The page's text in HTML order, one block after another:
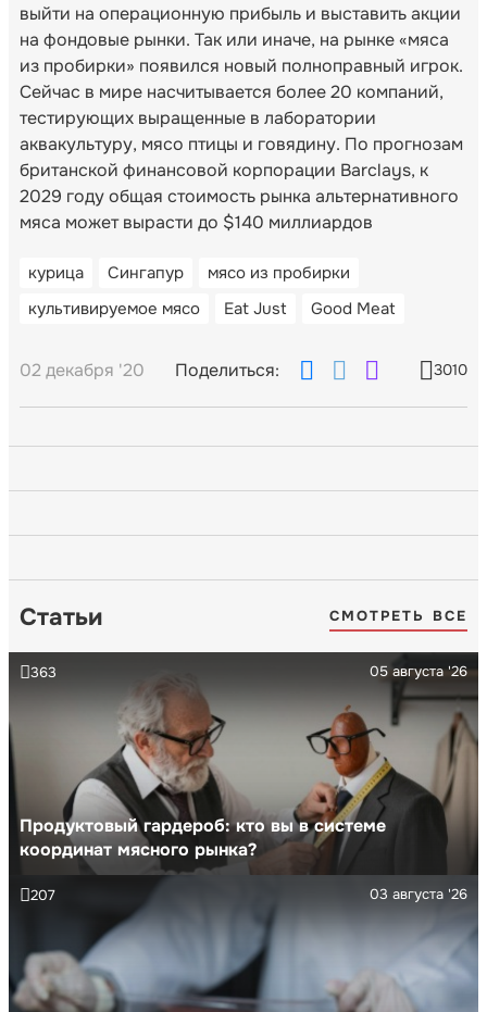
выйти на операционную прибыль и выставить акции
на фондовые рынки. Так или иначе, на рынке «мяса
из пробирки» появился новый полноправный игрок.
Сейчас в мире насчитывается более 20 компаний,
тестирующих выращенные в лаборатории
аквакультуру, мясо птицы и говядину. По прогнозам
британской финансовой корпорации Barclays, к
2029 году общая стоимость рынка альтернативного
мяса может вырасти до $140 миллиардов
курица Сингапур
мясо из пробирки
культивируемое мясо
Eat Just Good Meat
02 декабря '20 Поделиться: 3010
Статьи СМОТРЕТЬ ВСЕ
Продуктовый гардероб: кто вы в системе
координат мясного рынка?
05 августа '26
363
03 августа '26
207